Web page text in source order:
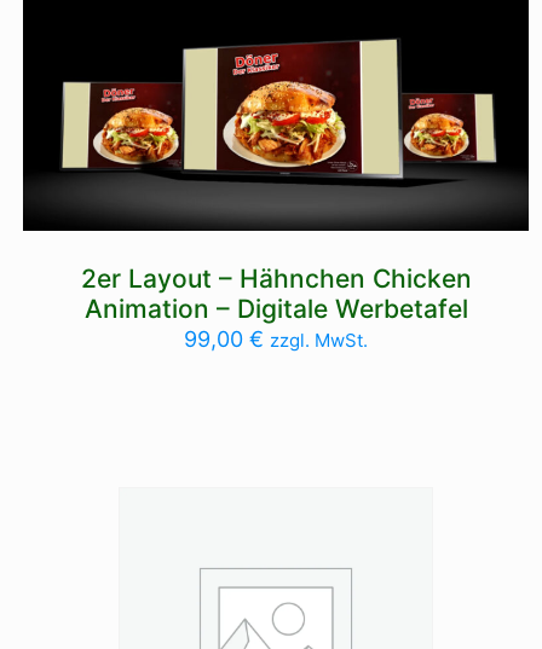
2er Layout – Hähnchen Chicken
Animation – Digitale Werbetafel
99,00€ zzgl. MwSt.